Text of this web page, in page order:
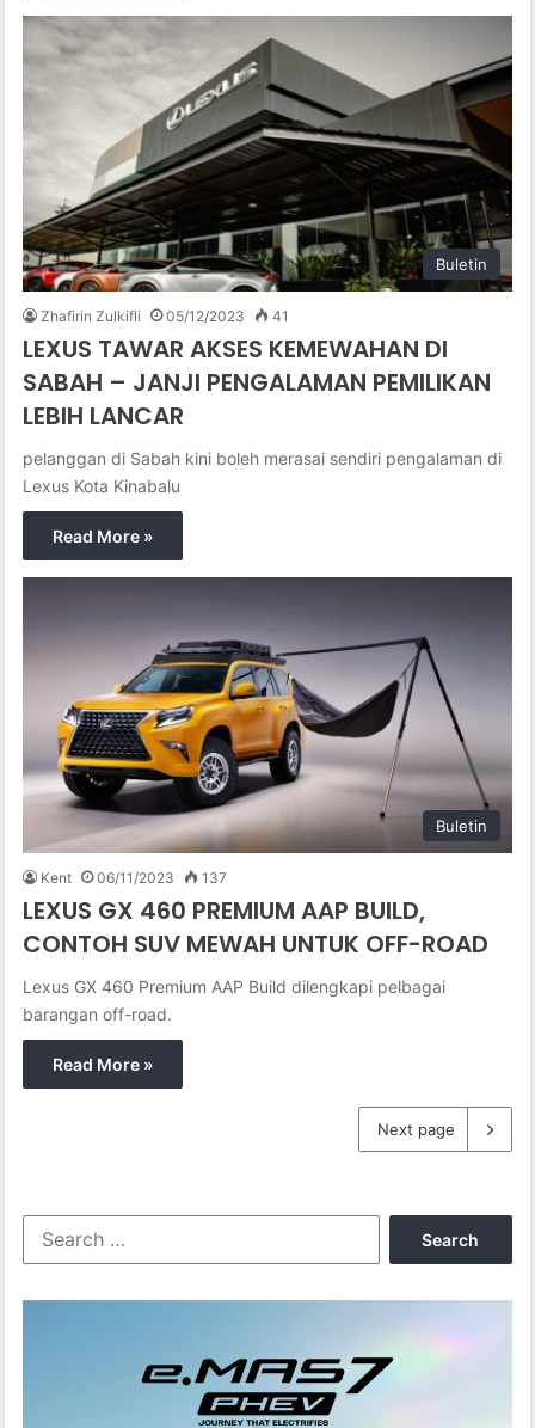
Buletin
Zhafirin Zulkifli 05/12/2023 41
LEXUS TAWAR AKSES KEMEWAHAN DI
SABAH – JANJI PENGALAMAN PEMILIKAN
LEBIH LANCAR
pelanggan di Sabah kini boleh merasai sendiri pengalaman di
Lexus Kota Kinabalu
Read More »
Buletin
Kent 06/11/2023 137
LEXUS GX 460 PREMIUM AAP BUILD,
CONTOH SUV MEWAH UNTUK OFF-ROAD
Lexus GX 460 Premium AAP Build dilengkapi pelbagai
barangan off-road.
Read More »
Next page
r
f